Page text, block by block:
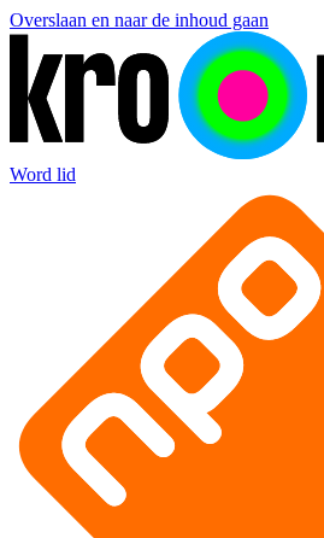
Overslaan en naar de inhoud gaan
Word lid